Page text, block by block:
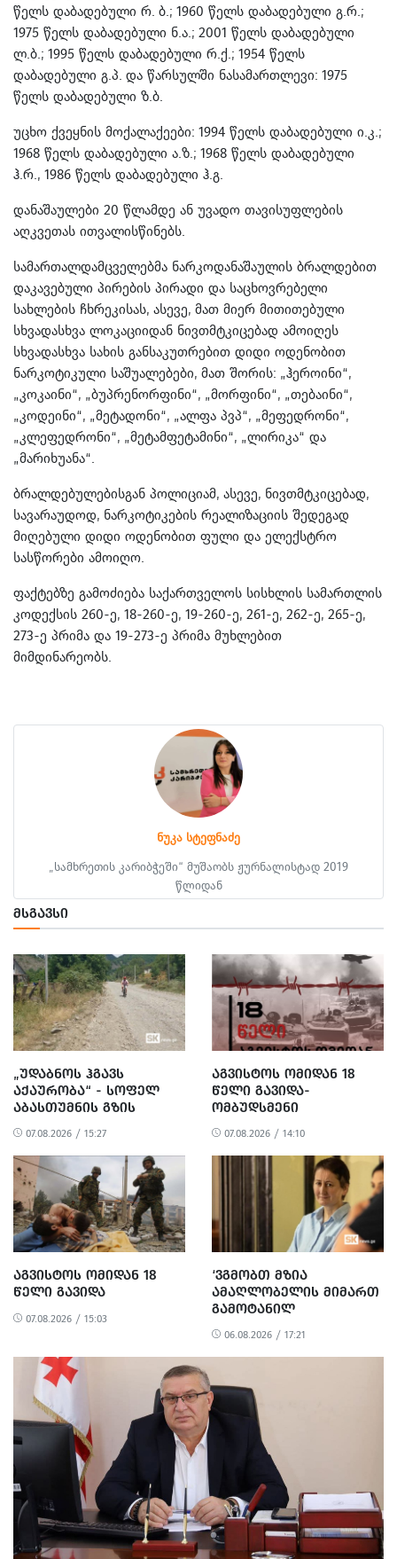
წელს დაბადებული რ. ბ.; 1960 წელს დაბადებული გ.რ.;
1975 წელს დაბადებული ნ.ა.; 2001 წელს დაბადებული
ლ.ბ.; 1995 წელს დაბადებული რ.ქ.; 1954 წელს
დაბადებული გ.პ. და წარსულში ნასამართლევი: 1975
წელს დაბადებული ზ.ბ.
უცხო ქვეყნის მოქალაქეები: 1994 წელს დაბადებული ი.კ.;
1968 წელს დაბადებული ა.ზ.; 1968 წელს დაბადებული
ჰ.რ., 1986 წელს დაბადებული ჰ.გ.
დანაშაულები 20 წლამდე ან უვადო თავისუფლების
აღკვეთას ითვალისწინებს.
სამართალდამცველებმა ნარკოდანაშაულის ბრალდებით
დაკავებული პირების პირადი და საცხოვრებელი
სახლების ჩხრეკისას, ასევე, მათ მიერ მითითებული
სხვადასხვა ლოკაციიდან ნივთმტკიცებად ამოიღეს
სხვადასხვა სახის განსაკუთრებით დიდი ოდენობით
ნარკოტიკული საშუალებები, მათ შორის: „ჰეროინი“,
„კოკაინი“, „ბუპრენორფინი“, „მორფინი“, „თებაინი“,
„კოდეინი“, „მეტადონი“, „ალფა პვპ“, „მეფედრონი“,
„კლეფედრონი“, „მეტამფეტამინი“, „ლირიკა“ და
„მარიხუანა“.
ბრალდებულებისგან პოლიციამ, ასევე, ნივთმტკიცებად,
სავარაუდოდ, ნარკოტიკების რეალიზაციის შედეგად
მიღებული დიდი ოდენობით ფული და ელექსტრო
სასწორები ამოიღო.
ფაქტებზე გამოძიება საქართველოს სისხლის სამართლის
კოდექსის 260-ე, 18-260-ე, 19-260-ე, 261-ე, 262-ე, 265-ე,
273-ე პრიმა და 19-273-ე პრიმა მუხლებით
მიმდინარეობს.
ნუკა სტეფნაძე
„სამხრეთის კარიბჭეში“ მუშაობს ჟურნალისტად 2019
წლიდან
ᲛᲡᲒᲐᲕᲡᲘ
„ᲣᲓᲐᲑᲜᲝᲡ ᲰᲒᲐᲕᲡ
ᲐᲥᲐᲣᲠᲝᲑᲐ“ - ᲡᲝᲤᲔᲚ
ᲐᲑᲐᲡᲗᲣᲛᲜᲘᲡ ᲒᲖᲘᲡ
ᲠᲔᲐᲑᲘᲚᲘᲢᲐᲪᲘᲐ ᲓᲐ
ᲛᲝᲡᲐᲮᲚᲔᲝᲑᲘᲡ
ᲞᲠᲝᲢᲔᲡᲢᲘ
07.08.2026 / 15:27
ᲐᲒᲕᲘᲡᲢᲝᲡ ᲝᲛᲘᲓᲐᲜ 18
ᲬᲔᲚᲘ ᲒᲐᲕᲘᲓᲐ
07.08.2026 / 15:03
ᲐᲒᲕᲘᲡᲢᲝᲡ ᲝᲛᲘᲓᲐᲜ 18
ᲬᲔᲚᲘ ᲒᲐᲕᲘᲓᲐ-
ᲝᲛᲑᲣᲓᲡᲛᲔᲜᲘ
ᲒᲐᲜᲪᲮᲐᲓᲔᲑᲐᲡ
ᲐᲕᲠᲪᲔᲚᲔᲑᲡ
07.08.2026 / 14:10
‘ᲕᲒᲛᲝᲑᲗ ᲛᲖᲘᲐ
ᲐᲛᲐᲦᲚᲝᲑᲔᲚᲘᲡ ᲛᲘᲛᲐᲠᲗ
ᲒᲐᲛᲝᲢᲐᲜᲘᲚ
ᲐᲠᲐᲞᲠᲝᲞᲝᲠᲪᲘᲣᲚ ᲓᲐ
ᲞᲝᲚᲘᲢᲘᲖᲔᲑᲣᲚ
ᲒᲐᲜᲐᲩᲔᲜᲡ’ -
06.08.2026 / 17:21